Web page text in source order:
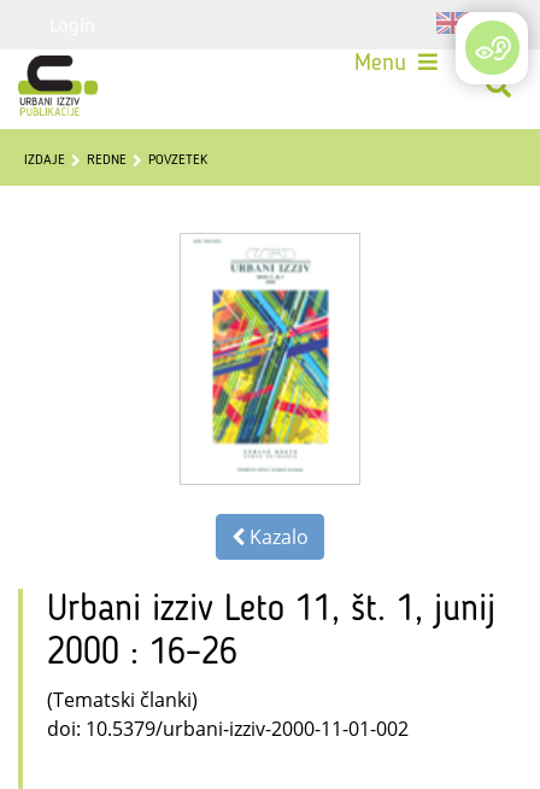
Menu
IZDAJE REDNE POVZETEK
Kazalo
Urbani izziv Leto 11, št. 1, junij
2000 : 16–26
(Tematski članki)
doi: 10.5379/urbani-izziv-2000-11-01-002